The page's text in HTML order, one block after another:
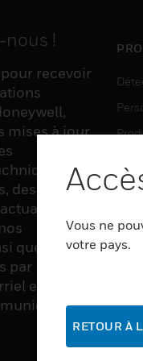
!
recevoir
mises à jour
de
des
que divers
par
et autres
Vous ne
votre pays.
RETOUR À